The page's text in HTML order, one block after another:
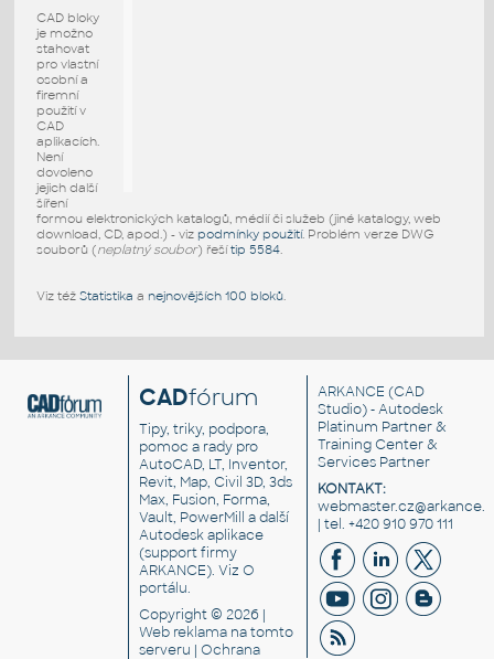
CAD bloky
je možno
stahovat
pro vlastní
osobní a
firemní
použití v
CAD
aplikacích.
Není
dovoleno
jejich další
šíření
formou elektronických katalogů, médií či služeb (jiné katalogy, web
download, CD, apod.) - viz podmínky použití. Problém verze DWG
souborů (neplatný soubor) řešítip 5584.
Viz též Statistika a nejnovějších 100 bloků.
CADfórum
Tipy, triky, podpora,
pomoc a rady pro
AutoCAD, LT, Inventor,
Revit, Map, Civil 3D, 3ds
Max, Fusion, Forma,
Vault, PowerMill a další
Autodesk aplikace
(support firmy
ARKANCE). VizO
portálu.
Copyright © 2026 |
Web reklama na tomto
serveru |Ochrana
ARKANCE (CAD
Studio) - Autodesk
Platinum Partner &
Training Center &
Services Partner
KONTAKT:
| tel. +420 910 970 111